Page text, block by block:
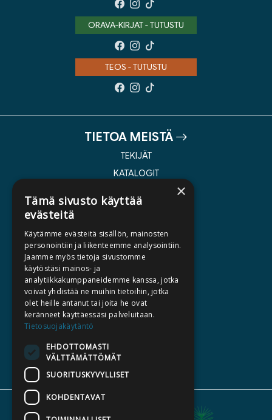
ORAVA-KIRJAT - TUTUSTU
TEOS - TUTUSTU
TIETOA MEISTÄ
TEKIJÄT
KATALOGIT
KIRJA TILAUSTYÖNÄ
MEDIALLE
LASKUTUSOSOITTEET
SILTALA.FI
ENNAKKOTILATTAVAT
LAHJAKORTTI
×
Tämä sivusto käyttää
evästeitä
Käytämme evästeitä sisällön, mainosten
personointiin ja liikenteemme analysointiin.
Jaamme myös tietoja sivustomme
käytöstäsi mainos- ja
analytiikkakumppaneidemme kanssa, jotka
voivat yhdistää ne muihin tietoihin, jotka
olet heille antanut tai joita he ovat
keränneet käyttäessäsi palveluitaan.
Tietosuojakäytäntö
EHDOTTOMASTI
VÄLTTÄMÄTTÖMÄT
SUORITUSKYVYLLISET
KOHDENTAVAT